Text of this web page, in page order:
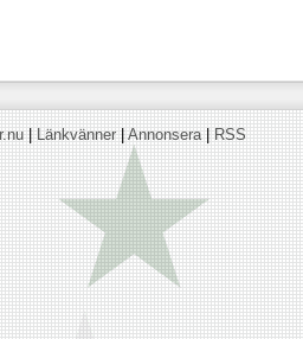
|Länkvänner|Annonsera|RSS